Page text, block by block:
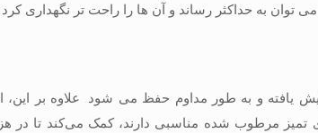
توان به حداکثر رساند و آن ها را راحت تر نگهداری کرد.
یافته و به طور مداوم حفظ می شود. علاوه بر این،
مرطوب شده مناسبی دارند، کمک می‌کند تا در